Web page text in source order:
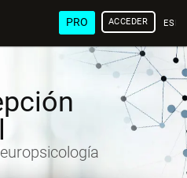
PRO ACCEDER